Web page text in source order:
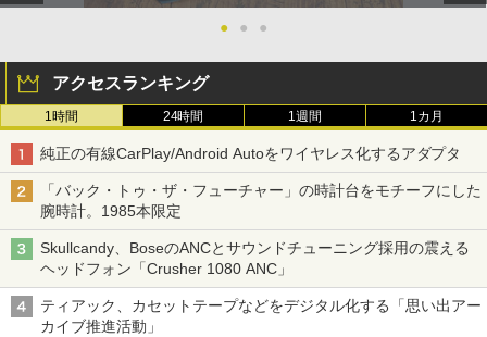
● ● ●
アクセスランキング
1時間 24時間 1週間 1カ月
純正の有線CarPlay/Android Autoをワイヤレス化するアダプタ
「バック・トゥ・ザ・フューチャー」の時計台をモチーフにした
腕時計。1985本限定
Skullcandy、BoseのANCとサウンドチューニング採用の震える
ヘッドフォン「Crusher 1080 ANC」
ティアック、カセットテープなどをデジタル化する「思い出アー
カイブ推進活動」